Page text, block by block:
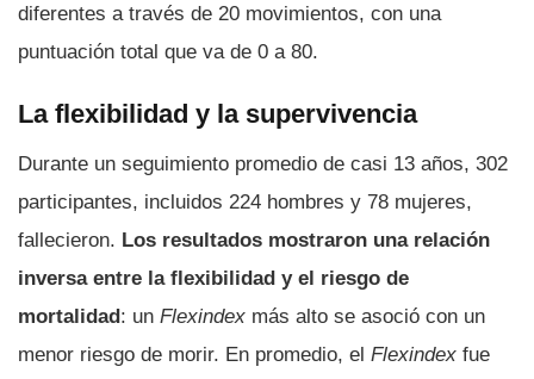
diferentes a través de 20 movimientos, con una
puntuación total que va de 0 a 80.
La flexibilidad y la supervivencia
Durante un seguimiento promedio de casi 13 años, 302
participantes, incluidos 224 hombres y 78 mujeres,
fallecieron. Los resultados mostraron una relación
inversa entre la flexibilidad y el riesgo de
mortalidad: un Flexindex más alto se asoció con un
menor riesgo de morir. En promedio, el Flexindex fue